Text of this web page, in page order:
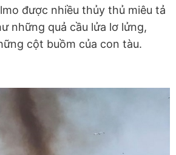
được nhiều thủy thủ miêu tả
những quả cầu lửa lơ lửng,
cột buồm của con tàu.